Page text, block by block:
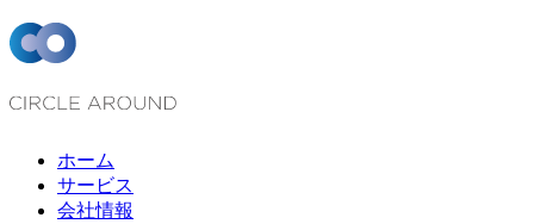
ホーム
サービス
会社情報